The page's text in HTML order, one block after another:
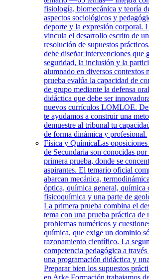
fisiología, biomecánica y teoría
aspectos sociológicos y
deporte y la expresión corporal.
vincula el desarrollo escrito de
resolución de supuestos
debe diseñar intervenciones que
seguridad, la inclusión y la
alumnado en diversos contextos
prueba evalúa la capacidad de
de grupo mediante la defensa
didáctica que debe ser
nuevos currículos LOMLOE.
te ayudamos a construir una
demuestre al tribunal tu
de forma dinámica y profesional.
Física y QuímicaLas
de Secundaria son conocidas
primera prueba, donde se
aspirantes. El temario oficial
abarcan mecánica,
óptica, química general, química
fisicoquímica y una parte de
La primera prueba combina el
tema con una prueba práctica de
problemas numéricos y
química, que exige un dominio
razonamiento científico. La
competencia pedagógica a
una programación didáctica y
Preparar bien los supuestos
en Arke Formación trabajamos